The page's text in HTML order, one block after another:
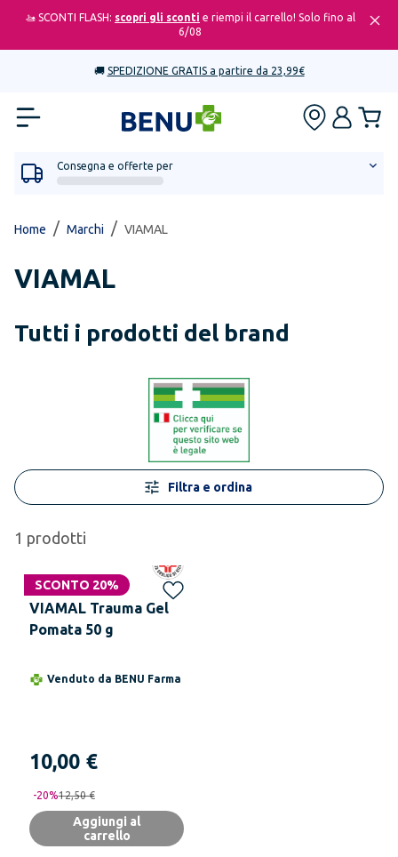
🚤 SCONTI FLASH: scopri gli sconti e riempi il carrello! Solo fino al
6/08
🚚 SPEDIZIONE GRATIS a partire da 23,99€
Consegna e offerte per
Home / Marchi / VIAMAL
VIAMAL
Tutti i prodotti del brand
Filtra e ordina
1 prodotti
SCONTO 20%
VIAMAL Trauma Gel
Pomata 50 g
Venduto da BENU Farma
10,00 €
-20%12,50 €
Aggiungi al
carrello